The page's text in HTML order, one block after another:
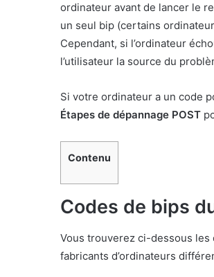
ordinateur avant de lancer le
un seul bip (certains
Cependant, si l’ordinateur
l’utilisateur la source du
Si votre ordinateur a un code
Étapes de dépannage POST
Contenu
Codes de bips
Vous trouverez ci-dessous les
fabricants d’ordinateurs